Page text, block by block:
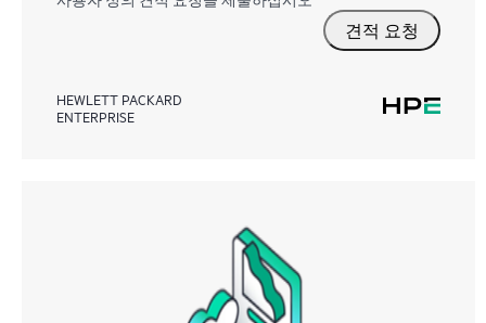
견적 요청
HEWLETT PACKARD
ENTERPRISE